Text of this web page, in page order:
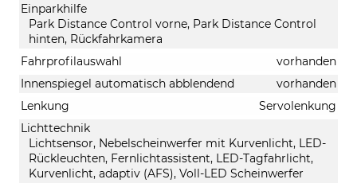
Einparkhilfe
Park Distance Control vorne, Park Distance Control
hinten, Rückfahrkamera
Fahrprofilauswahl
vorhanden
Innenspiegel automatisch abblendend
vorhanden
Lenkung
Servolenkung
Lichttechnik
Lichtsensor, Nebelscheinwerfer mit Kurvenlicht, LED-
Rückleuchten, Fernlichtassistent, LED-Tagfahrlicht,
Kurvenlicht, adaptiv (AFS), Voll-LED Scheinwerfer